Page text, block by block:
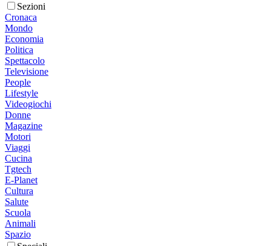
Sezioni
Cronaca
Mondo
Economia
Politica
Spettacolo
Televisione
People
Lifestyle
Videogiochi
Donne
Magazine
Motori
Viaggi
Cucina
Tgtech
E-Planet
Cultura
Salute
Scuola
Animali
Spazio